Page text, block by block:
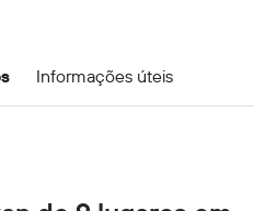
Informações úteis